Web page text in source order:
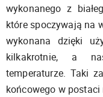
wykonanego z
które spoczywają na
wykonana dzięki
kilkakrotnie, a
temperaturze. Taki
końcowego w postaci